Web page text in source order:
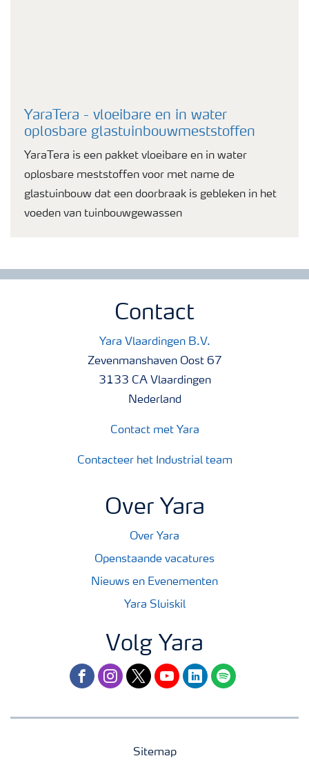
YaraTera - vloeibare en in water
oplosbare glastuinbouwmeststoffen
YaraTera is een pakket vloeibare en in water
oplosbare meststoffen voor met name de
glastuinbouw dat een doorbraak is gebleken in het
voeden van tuinbouwgewassen
Contact
Yara Vlaardingen B.V.
Zevenmanshaven Oost 67
3133 CA Vlaardingen
Nederland
Contact met Yara
Contacteer het Industrial team
Over Yara
Over Yara
Openstaande vacatures
Nieuws en Evenementen
Yara Sluiskil
Volg Yara
facebookinstagram
twitteryoutubelinkedinspotify
Sitemap